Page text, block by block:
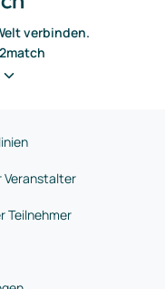
verbinden.
Veranstalter
Teilnehmer